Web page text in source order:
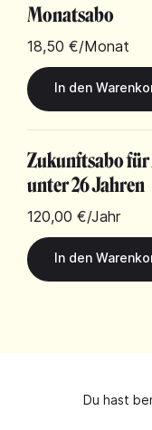
Monatsabo
18,50 €/Monat
Zukunftsabo
unter 26 Jahren
120,00 €/Jahr
Du hast